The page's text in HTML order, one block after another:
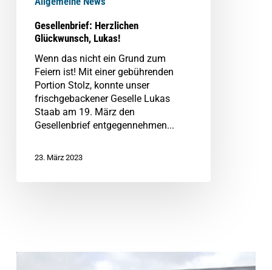
Gesellenbrief: Herzlichen
Glückwunsch, Lukas!
Wenn das nicht ein Grund zum
Feiern ist! Mit einer gebührenden
Portion Stolz, konnte unser
frischgebackener Geselle Lukas
Staab am 19. März den
Gesellenbrief entgegennehmen...
23. März 2023